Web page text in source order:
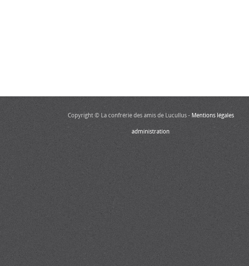
Copyright © La confrérie des amis de Lucullus - Mentions légales
administration